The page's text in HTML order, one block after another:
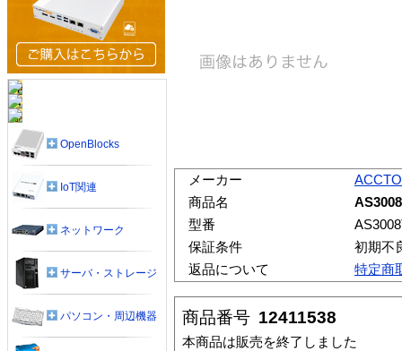
メーカー
商品名
型番
保証条件
初期不
返品について
特定商
商品番号 12411538
本商品は販売を終了しました
OpenBlocks
IoT関連
ネットワーク
サーバ・ストレージ
パソコン・周辺機器